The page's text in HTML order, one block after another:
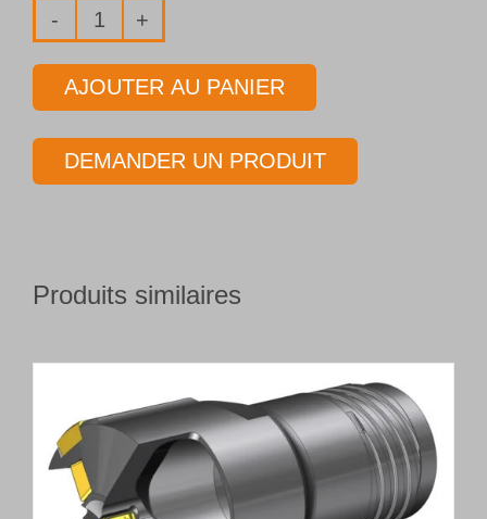
quantité
de
Corps
de
forage
25,00
45,00
AJOUTER AU PANIER
DEMANDER UN PRODUIT
Produits similaires